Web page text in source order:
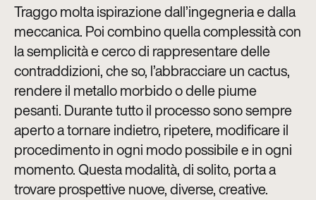
Traggo molta ispirazione dall’ingegneria e dalla
meccanica. Poi combino quella complessità con
la semplicità e cerco di rappresentare delle
contraddizioni, che so, l’abbracciare un cactus,
rendere il metallo morbido o delle piume
pesanti. Durante tutto il processo sono sempre
aperto a tornare indietro, ripetere, modificare il
procedimento in ogni modo possibile e in ogni
momento. Questa modalità, di solito, porta a
trovare prospettive nuove, diverse, creative.